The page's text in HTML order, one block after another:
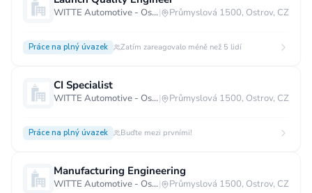
WITTE Automotive - Ostrov| Průmyslová 1500, Ostrov, CZ
Práce na plný úvazek Zatím zareagovalo méně než 5 lidí
CI Specialist
WITTE Automotive - Ostrov| Průmyslová 1500, Ostrov, CZ
Práce na plný úvazek Buďte mezi prvními!
Manufacturing Engineering
WITTE Automotive - Ostrov| Průmyslová 1500, Ostrov, CZ
Vzdělání
Vzdělání není podstatné
Základní
Středoškolské nebo odborné vyučení s maturitou
Vysokoškolské / universitní